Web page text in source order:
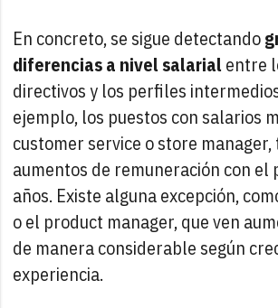
En concreto, se sigue detectando
diferencias a nivel salarialentre
directivos y los perfiles
ejemplo, los puestos con salarios
customer service o store
aumentos de remuneración con el
años. Existe alguna excepción,
o el product manager, que ven
de manera considerable según
experiencia.